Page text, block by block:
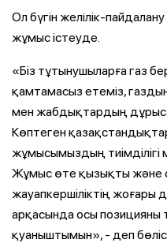
Ол бүгін желілік-
жұмыс істеуде.
«Біз тұтынушыларға газ
қамтамасыз етеміз,
мен жабдықтардың дұрыс
Көптеген
жұмысымыздың тиімділігі
Жұмыс өте қызықты және
жауапкершіліктің жоғары
арқасында осы позицияны
қуаныштымын», - деп